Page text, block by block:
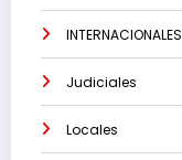
INTERNACIONALES
Judiciales
Locales